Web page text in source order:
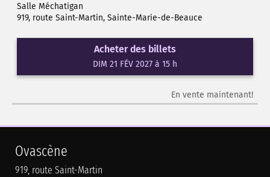
Salle Méchatigan
919, route Saint-Martin, Sainte-Marie-de-Beauce
Acheter des billets
DIM 21 FÉV 2027 à 15 h
En vente maintenant!
Ovascène
919, route Saint-Martin